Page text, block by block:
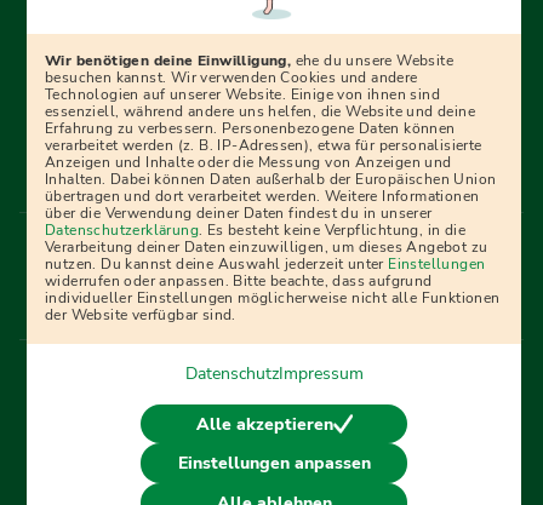
begleiten dich Schritt für Schritt bei deinem Start in den
Ratgebern und Prüfungspaketen, interaktiven
Videokursen und vielem mehr. Für alle, die was werden
wollen!
Menü Fußleiste
Impressum Bildquellen Presse
Mediadaten
Partner
AGB Datenschutz
Widerrufsbelehrung
Bestellung
Affiliate Partner Cookies
Vertrag widerrufen
© 2026 Ausbildungspark Verlag. Alle Rechte vorbehalten.
Wir benötigen deine Einwilligung, ehe du unsere Website
besuchen kannst. Wir verwenden Cookies und andere
Technologien auf unserer Website. Einige von ihnen sind
essenziell, während andere uns helfen, die Website und deine
Erfahrung zu verbessern. Personenbezogene Daten können
verarbeitet werden (z. B. IP-Adressen), etwa für personalisierte
Anzeigen und Inhalte oder die Messung von Anzeigen und
Inhalten. Dabei können Daten außerhalb der Europäischen Union
übertragen und dort verarbeitet werden. Weitere Informationen
über die Verwendung deiner Daten findest du in unserer
Datenschutzerklärung. Es besteht keine Verpflichtung, in die
Verarbeitung deiner Daten einzuwilligen, um dieses Angebot zu
nutzen. Du kannst deine Auswahl jederzeit unter Einstellungen
widerrufen oder anpassen. Bitte beachte, dass aufgrund
individueller Einstellungen möglicherweise nicht alle Funktionen
der Website verfügbar sind.
DatenschutzImpressum
Alle akzeptieren
Einstellungen anpassen